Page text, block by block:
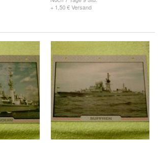
+ 1,50 € Versand